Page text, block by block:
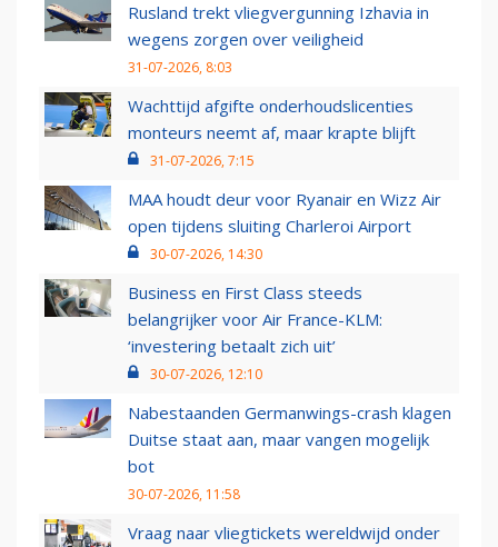
Rusland trekt vliegvergunning Izhavia in
wegens zorgen over veiligheid
31-07-2026, 8:03
Wachttijd afgifte onderhoudslicenties
monteurs neemt af, maar krapte blijft
31-07-2026, 7:15
MAA houdt deur voor Ryanair en Wizz Air
open tijdens sluiting Charleroi Airport
30-07-2026, 14:30
Business en First Class steeds
belangrijker voor Air France-KLM:
‘investering betaalt zich uit’
30-07-2026, 12:10
Nabestaanden Germanwings-crash klagen
Duitse staat aan, maar vangen mogelijk
bot
30-07-2026, 11:58
Vraag naar vliegtickets wereldwijd onder